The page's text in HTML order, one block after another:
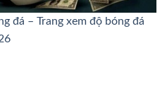
đá – Trang xem độ bóng đá